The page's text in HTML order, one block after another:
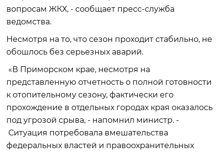
вопросам ЖКХ, - сообщает пресс-служба
ведомства.
Несмотря на то, что сезон проходит стабильно, не
обошлось без серьезных аварий.
«В Приморском крае, несмотря на
представленную отчетность о полной готовности
к отопительному сезону, фактически его
прохождение в отдельных городах края оказалось
под угрозой срыва, - напомнил министр. -
Ситуация потребовала вмешательства
федеральных властей и правоохранительных